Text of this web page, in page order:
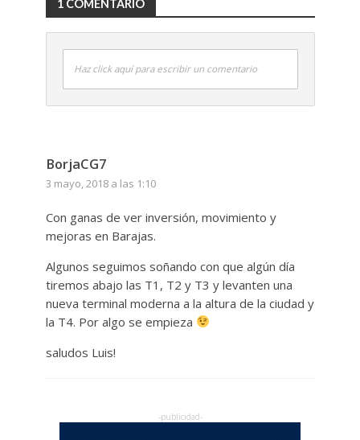
1 COMENTARIO
Haz click aquí para escribir un comentario
BorjaCG7
3 mayo, 2018 a las 1:10
Con ganas de ver inversión, movimiento y
mejoras en Barajas.
Algunos seguimos soñando con que algún día
tiremos abajo las T1, T2 y T3 y levanten una
nueva terminal moderna a la altura de la ciudad y
la T4. Por algo se empieza
saludos Luis!